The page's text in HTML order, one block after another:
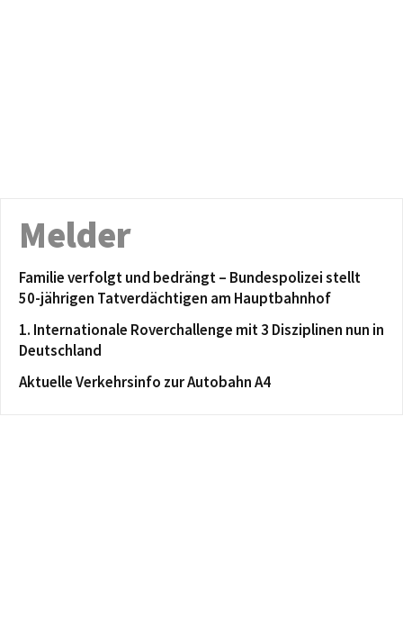
Melder
Familie verfolgt und bedrängt – Bundespolizei stellt
50-jährigen Tatverdächtigen am Hauptbahnhof
1. Internationale Roverchallenge mit 3 Disziplinen nun in
Deutschland
Aktuelle Verkehrsinfo zur Autobahn A4